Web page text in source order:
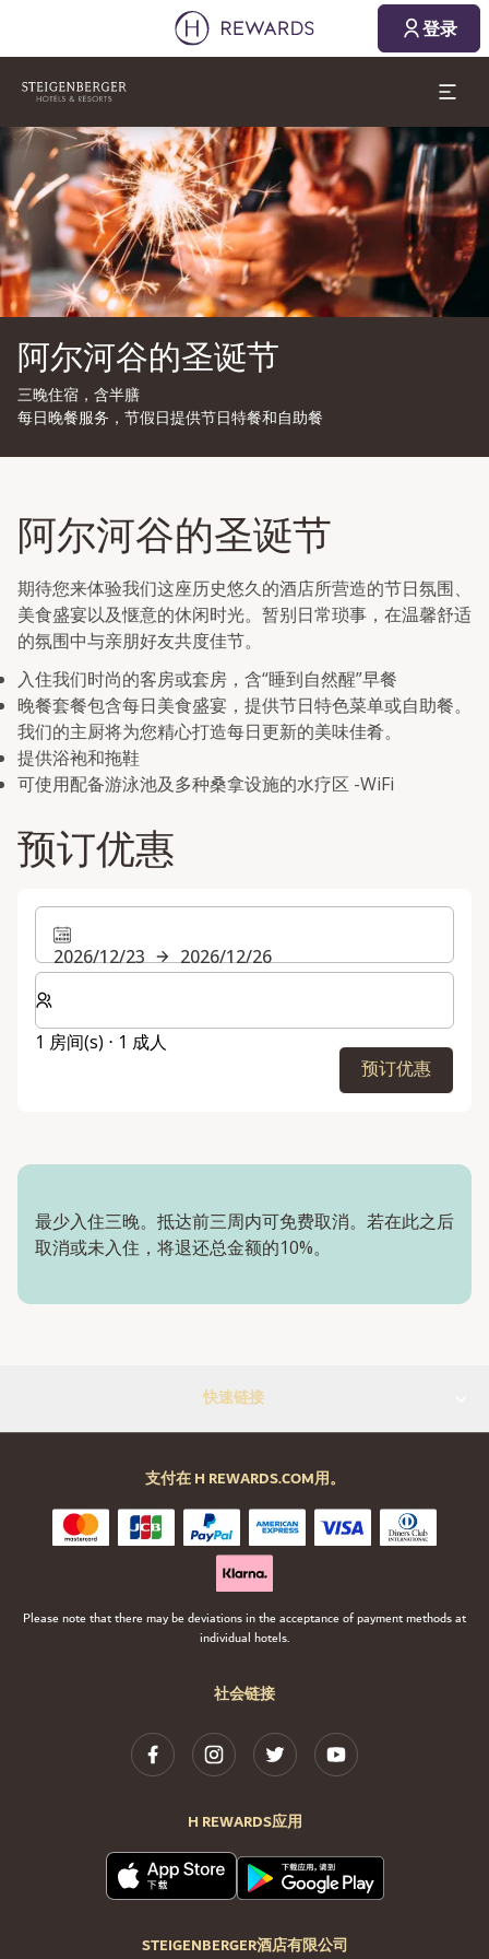
登录
幻灯片1 of1
阿尔河谷的圣诞节
三晚住宿，含半膳
每日晚餐服务，节假日提供节日特餐和自助餐
阿尔河谷的圣诞节
期待您来体验我们这座历史悠久的酒店所营造的节日氛围、
美食盛宴以及惬意的休闲时光。暂别日常琐事，在温馨舒适
的氛围中与亲朋好友共度佳节。
入住我们时尚的客房或套房，含“睡到自然醒”早餐
晚餐套餐包含每日美食盛宴，提供节日特色菜单或自助餐。
我们的主厨将为您精心打造每日更新的美味佳肴。
提供浴袍和拖鞋
可使用配备游泳池及多种桑拿设施的水疗区 -WiFi
预订优惠
2026/12/23
2026/12/26
选择房间数和入住人数
1 房间(s) ⋅ 1 成人
预订优惠
最少入住三晚。抵达前三周内可免费取消。若在此之后
取消或未入住，将退还总金额的10%。
快速链接
社会链接
H REWARDS应用
STEIGENBERGER酒店有限公司
支付在 H REWARDS.COM用。
Please note that there may be deviations in the acceptance of payment methods at
individual hotels.